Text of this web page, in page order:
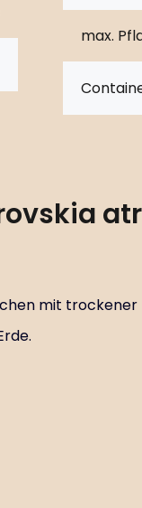
max.
mit trockener